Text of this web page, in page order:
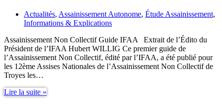
Actualités, Assainissement Autonome, Étude Assainissement,
Informations & Explications
Assainissement Non Collectif Guide IFAA Extrait de l’Édito du
Président de l’IFAA Hubert WILLIG Ce premier guide de
l’Assainissement Non Collectif, édité par l’IFAA, a été publié pour
les 12ème Assises Nationales de l’Assainissement Non Collectif de
Troyes les…
Lire la suite »